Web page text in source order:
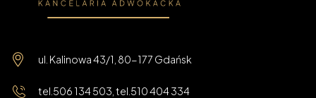
ul. Kalinowa 43/1, 80-177 Gdańsk
tel. 506 134 503 , tel. 510 404 334